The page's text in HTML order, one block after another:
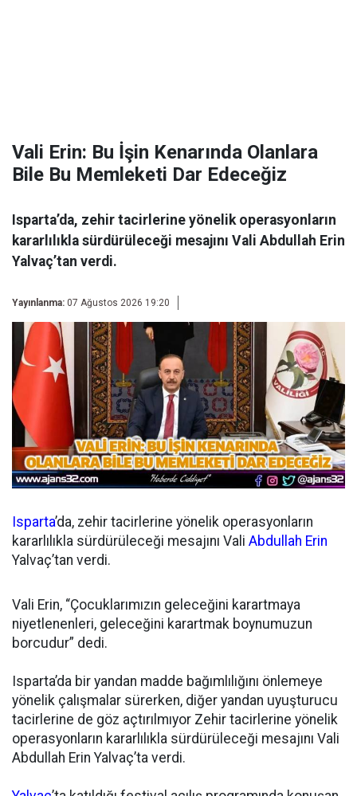
Vali Erin: Bu İşin Kenarında Olanlara
Bile Bu Memleketi Dar Edeceğiz
Isparta’da, zehir tacirlerine yönelik operasyonların
kararlılıkla sürdürüleceği mesajını Vali Abdullah Erin
Yalvaç’tan verdi.
Yayınlanma: 07 Ağustos 2026 19:20
Isparta’da, zehir tacirlerine yönelik operasyonların
kararlılıkla sürdürüleceği mesajını Vali Abdullah Erin
Yalvaç’tan verdi.
Vali Erin, “Çocuklarımızın geleceğini karartmaya
niyetlenenleri, geleceğini karartmak boynumuzun
borcudur” dedi.
Isparta’da bir yandan madde bağımlılığını önlemeye
yönelik çalışmalar sürerken, diğer yandan uyuşturucu
tacirlerine de göz açtırılmıyor Zehir tacirlerine yönelik
operasyonların kararlılıkla sürdürüleceği mesajını Vali
Abdullah Erin Yalvaç’ta verdi.